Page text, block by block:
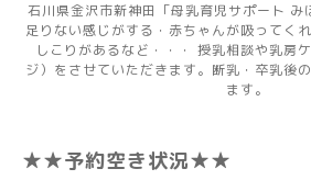
石川県金沢市新神田「母乳育児サポート み
足りない感じがする・赤ちゃんが吸ってく
しこりがあるなど・・・ 授乳相談や乳房
ジ）をさせていただきます。断乳・卒乳後
ます。
★★予約空き状況★★